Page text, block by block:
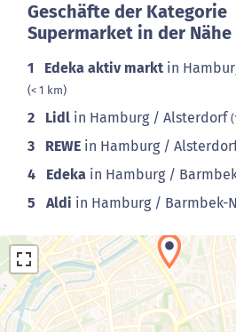
Geschäfte der Kategorie
Supermarket in der Nähe
1 Edeka aktiv markt in
(< 1 km)
2 Lidl in Hamburg / Alsterdorf
3 REWE in Hamburg /
4 Edeka in Hamburg /
5 Aldi in Hamburg / Barmbek-